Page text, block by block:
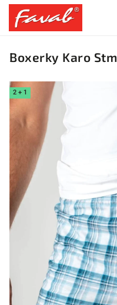
Boxerky Karo Stm
2 + 1